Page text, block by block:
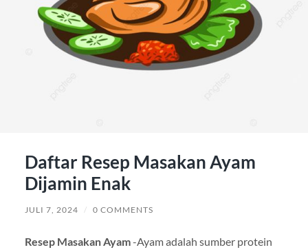
Daftar Resep Masakan Ayam
Dijamin Enak
JULI 7, 2024 / 0 COMMENTS
Resep Masakan Ayam-Ayam adalah sumber protein